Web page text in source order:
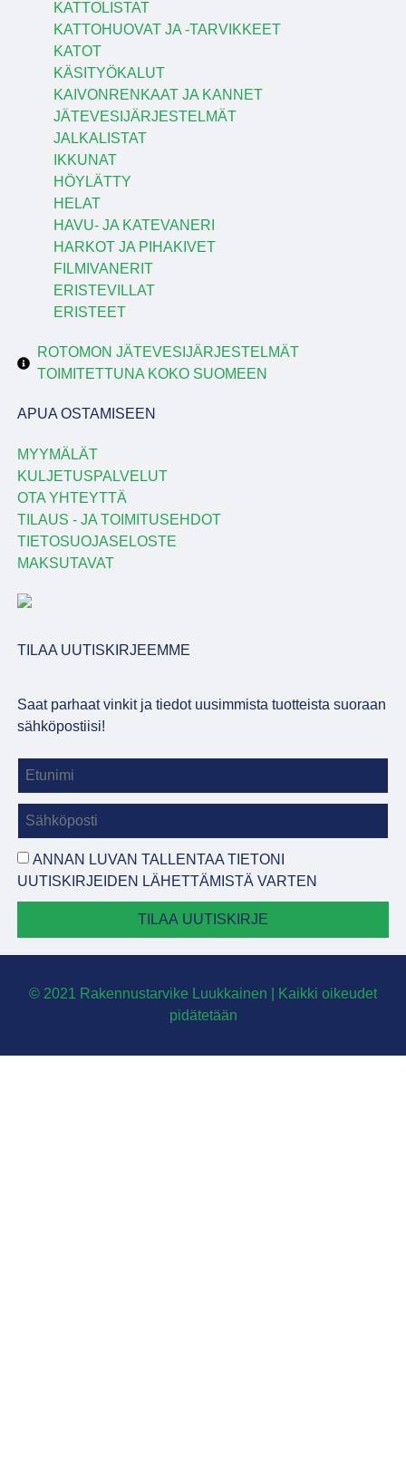
KATTOLISTAT
KATTOHUOVAT JA -TARVIKKEET
KATOT
KÄSITYÖKALUT
KAIVONRENKAAT JA KANNET
JÄTEVESIJÄRJESTELMÄT
JALKALISTAT
IKKUNAT
HÖYLÄTTY
HELAT
HAVU- JA KATEVANERI
HARKOT JA PIHAKIVET
FILMIVANERIT
ERISTEVILLAT
ERISTEET
ROTOMON JÄTEVESIJÄRJESTELMÄT
TOIMITETTUNA KOKO SUOMEEN
APUA OSTAMISEEN
MYYMÄLÄT
KULJETUSPALVELUT
OTA YHTEYTTÄ
TILAUS - JA TOIMITUSEHDOT
TIETOSUOJASELOSTE
MAKSUTAVAT
TILAA UUTISKIRJEEMME
Saat parhaat vinkit ja tiedot uusimmista tuotteista suoraan
sähköpostiisi!
ANNAN LUVAN TALLENTAA TIETONI
UUTISKIRJEIDEN LÄHETTÄMISTÄ VARTEN
TILAA UUTISKIRJE
© 2021 Rakennustarvike Luukkainen | Kaikki oikeudet
pidätetään